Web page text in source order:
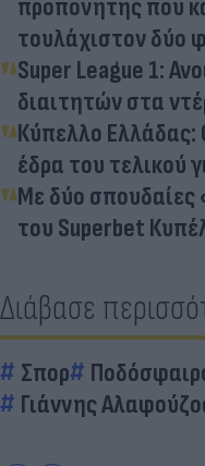
προπονητής που
τουλάχιστον δύο
Super League 1:
διαιτητών στα
Κύπελλο Ελλάδας:
έδρα του τελικού
Με δύο σπουδαίες
του Superbet
Διάβασε
Σπορ
Γιάννης